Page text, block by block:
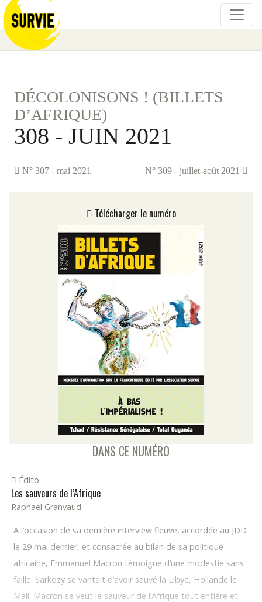
DÉCOLONISONS ! (BILLETS
D’AFRIQUE)
308 - JUIN 2021
N° 307 - mai 2021 N° 309 - juillet-août 2021
Télécharger le numéro
DANS CE NUMÉRO
Édito
Les sauveurs de l’Afrique
Raphaël Granvaud
A l’occasion de sa dernière interview fleuve, accordée au JDD
le 29 mai dernier, et consacrée au bilan de sa politique
africaine, Emmanuel Macron témoigne d’une modestie sans
faille. Sarkozy se vantait d’avoir sauvé la Libye, Hollande le
Mali. Macron se veut le sauveur de l’Afrique tout entière et